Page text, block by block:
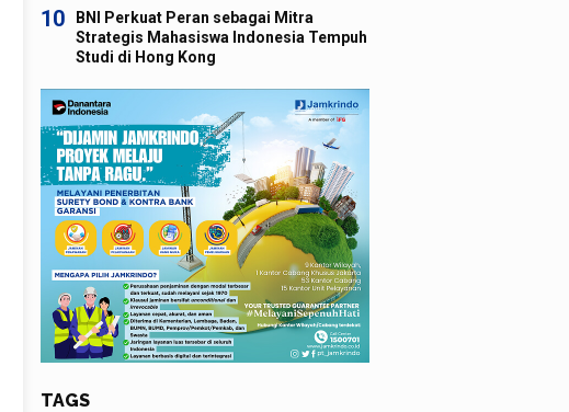
10
BNI Perkuat Peran sebagai Mitra
Strategis Mahasiswa Indonesia Tempuh
Studi di Hong Kong
TAGS